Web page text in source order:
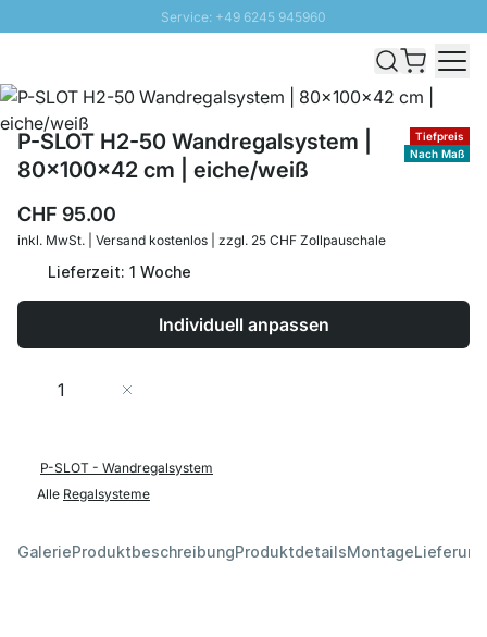
Service: +49 6245 945960
100 Tage Rückgaberecht
Tiefpreis
Nach Maß
P-SLOT H2-50 Wandregalsystem |
80x100x42 cm | eiche/weiß
CHF 95.00
inkl. MwSt. | Versand kostenlos | zzgl. 25 CHF Zollpauschale
Lieferzeit: 1 Woche
Individuell anpassen
Menge
P-SLOT - Wandregalsystem
Alle Regalsysteme
GalerieProduktbeschreibungProduktdetailsMontage